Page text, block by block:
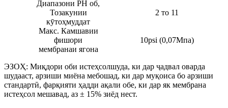
Диапазони PH об,
Тозакунии
кӯтоҳмуддат
2 то 11
Макс. Камшавии
фишори
мембранаи ягона
10psi (0,07Мпа)
ЭЗОҲ: Миқдори оби истеҳсолшуда, ки дар ҷадвал оварда
шудааст, арзиши миёна мебошад, ки дар муқоиса бо арзиши
стандартӣ, фарқияти ҳадди ақали обе, ки дар як мембрана
истеҳсол мешавад, аз ± 15% зиёд нест.